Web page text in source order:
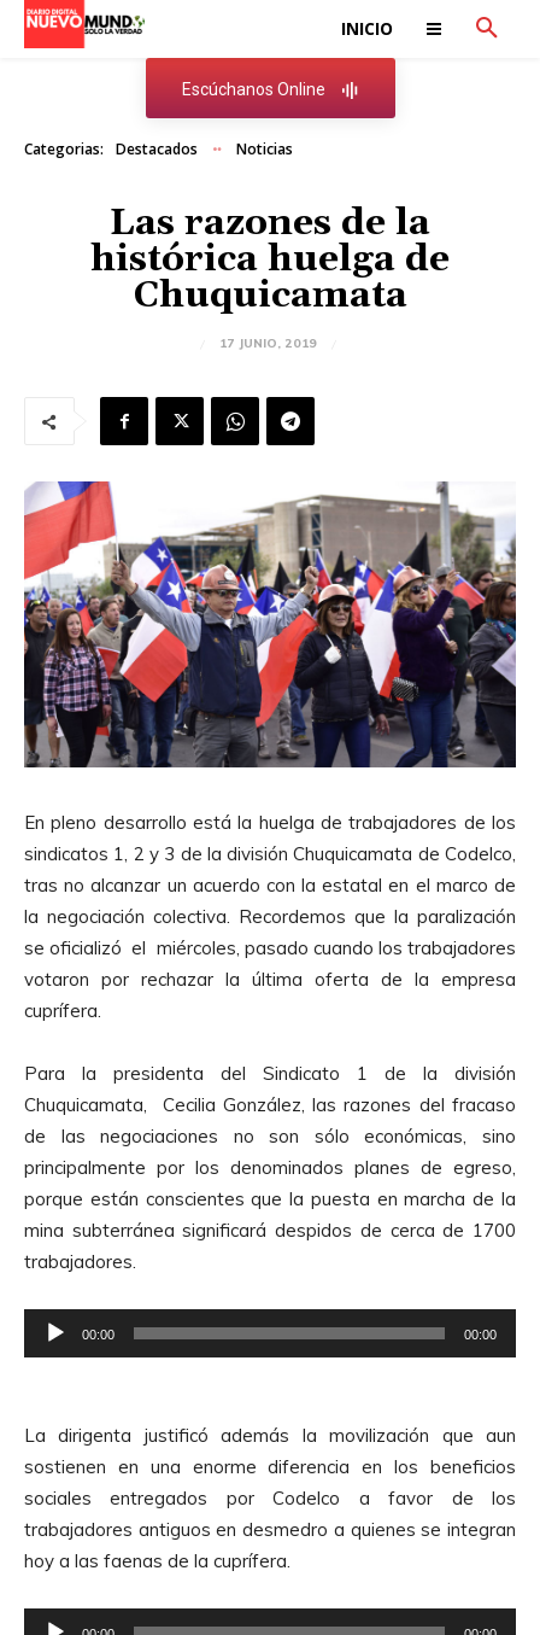
INICIO
Escúchanos Online
Categorias: Destacados Noticias
Las razones de la
histórica huelga de
Chuquicamata
17 JUNIO, 2019
En pleno desarrollo está la huelga de trabajadores de los
sindicatos 1, 2 y 3 de la división Chuquicamata de Codelco,
tras no alcanzar un acuerdo con la estatal en el marco de
la negociación colectiva. Recordemos que la paralización
se oficializó el miércoles, pasado cuando los trabajadores
votaron por rechazar la última oferta de la empresa
cuprífera.
Para la presidenta del Sindicato 1 de la división
Chuquicamata, Cecilia González, las razones del fracaso
de las negociaciones no son sólo económicas, sino
principalmente por los denominados planes de egreso,
porque están conscientes que la puesta en marcha de la
mina subterránea significará despidos de cerca de 1700
trabajadores.
e
o
d
u
c
t
o
00:00 00:00
La dirigenta justificó además la movilización que aun
sostienen en una enorme diferencia en los beneficios
sociales entregados por Codelco a favor de los
trabajadores antiguos en desmedro a quienes se integran
hoy a las faenas de la cuprífera.